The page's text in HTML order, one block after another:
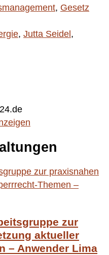
, Gesetz
, Jutta Seidel,
zur
aktueller
– Anwender Lima